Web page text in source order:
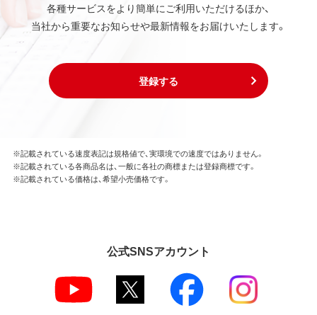
各種サービスをより簡単にご利用いただけるほか、
当社から重要なお知らせや最新情報をお届けいたします。
登録する
※記載されている速度表記は規格値で、実環境での速度ではありません。
※記載されている各商品名は、一般に各社の商標または登録商標です。
※記載されている価格は、希望小売価格です。
公式SNSアカウント